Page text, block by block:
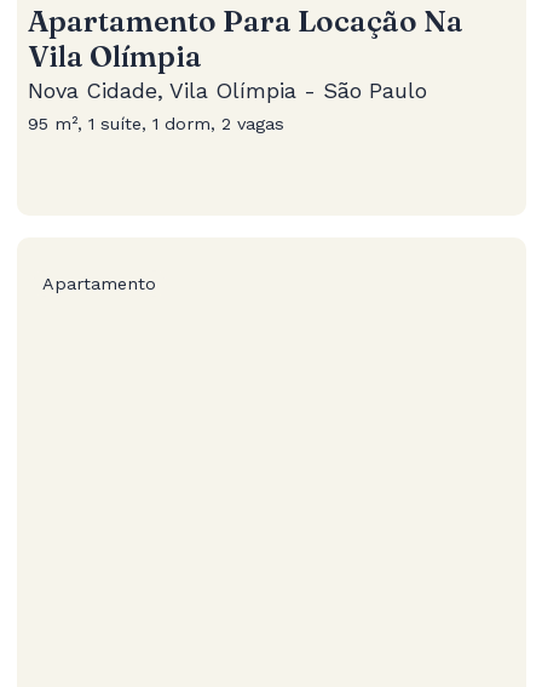
Apartamento Para Locação Na
Vila Olímpia
Nova Cidade, Vila Olímpia - São Paulo
95 m², 1 suíte, 1 dorm, 2 vagas
Apartamento